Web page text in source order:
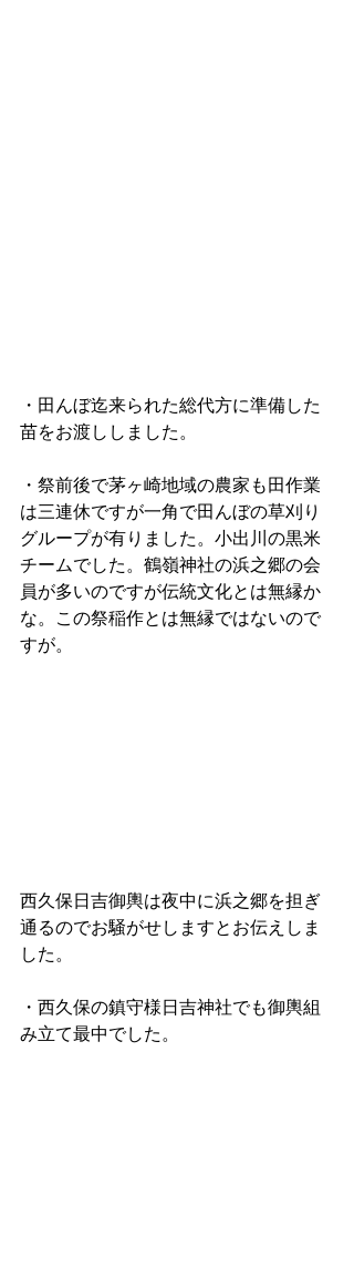
・田んぼ迄来られた総代方に準備した
苗をお渡ししました。
・祭前後で茅ヶ崎地域の農家も田作業
は三連休ですが一角で田んぼの草刈り
グループが有りました。小出川の黒米
チームでした。鶴嶺神社の浜之郷の会
員が多いのですが伝統文化とは無縁か
な。この祭稲作とは無縁ではないので
すが。
西久保日吉御輿は夜中に浜之郷を担ぎ
通るのでお騒がせしますとお伝えしま
した。
・西久保の鎮守様日吉神社でも御輿組
み立て最中でした。